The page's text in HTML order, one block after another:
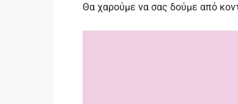
Θα χαρούμε να σας δούμε από